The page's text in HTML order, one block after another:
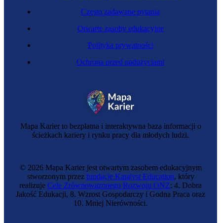
Zawód regulowany
Nauczycielka
Mapa Karier to bezpłatna i interaktywna baza informacji o
ścieżkach kariery i rynku pracy dla młodych ludzi.
Często zadawane pytania
Otwarte zasoby edukacyjne
Polityka prywatności
Ochrona przed nadużyciami
© 2026 Mapa Karier jest otwartym zasobem edukacyjnym
stworzonym przez fundację Katalyst Education, który
realizuje Cele Zrównoważonego Rozwoju ONZ: 4. Dobra
Jakość Edukacji, 8. Wzrost Gospodarczy i Godna Praca oraz
10. Mniej Nierówności.